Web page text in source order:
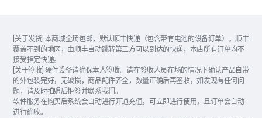
[关于发货] 本商城全场包邮，默认顺丰快递（包含带有电池的设备订单）。顺丰
覆盖不到的地区，由顺丰自动跳转第三方可以到达的快递，本店所有订单均不
接受指定快递。
[关于签收] 硬件设备请确保本人签收。请在签收人员在场的情况下确认产品自带
的外包装完好，无破损，商品配件齐全，数量正确后再签收，如发现有任何问
题，请及时拍照后拒签并联系我们。
软件服务在购买后系统会自动进行开通充值，可立即进行使用，且订单会自动
进行确收。